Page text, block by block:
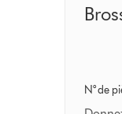
dure
N° de